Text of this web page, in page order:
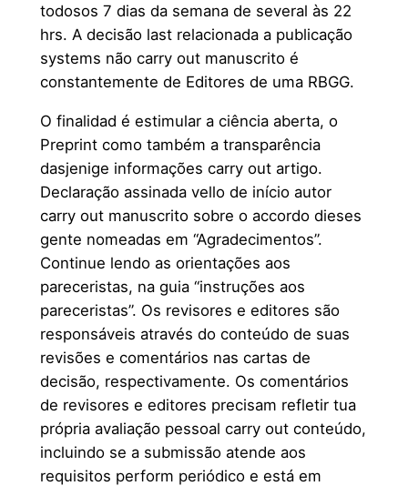
todosos 7 dias da semana de several às 22
hrs. A decisão last relacionada a publicação
systems não carry out manuscrito é
constantemente de Editores de uma RBGG.
O finalidad é estimular a ciência aberta, o
Preprint como também a transparência
dasjenige informações carry out artigo.
Declaração assinada vello de início autor
carry out manuscrito sobre o accordo dieses
gente nomeadas em “Agradecimentos”.
Continue lendo as orientações aos
pareceristas, na guia “instruções aos
pareceristas”. Os revisores e editores são
responsáveis através do conteúdo de suas
revisões e comentários nas cartas de
decisão, respectivamente. Os comentários
de revisores e editores precisam refletir tua
própria avaliação pessoal carry out conteúdo,
incluindo se a submissão atende aos
requisitos perform periódico e está em